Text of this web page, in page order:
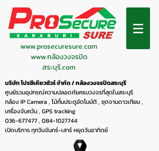
www.prosecuresure.com
www.กล้องวงจรปิด
สระบุรี.com
บริษัท โปรซีเคียวชัวร์ จำกัด / กล้องวงจรปิดสระบุรี
ศูนย์รวมอุปกรณ์ความปลอดภัยครบวงจรที่สุดในสระบุรี
กล้อง IP Camera , ไม้กั้นประตูอัตโมมัติ , ชุดจานดาวเทียม ,
เครื่องจับควัน , GPS tracking
036-677477, 084-1027744
เปิดบริการ ทุกวันจันทร์-เสาร์ หยุดวันอาทิตย์